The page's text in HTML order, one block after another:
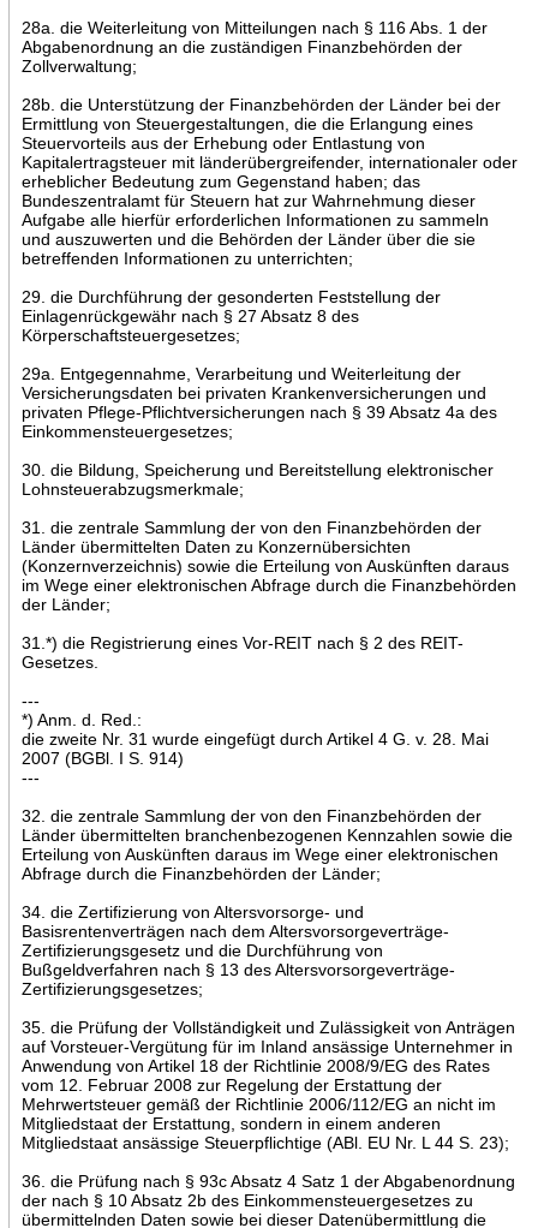
28a. die Weiterleitung von Mitteilungen nach § 116 Abs. 1 der
Abgabenordnung an die zuständigen Finanzbehörden der
Zollverwaltung;
28b. die Unterstützung der Finanzbehörden der Länder bei der
Ermittlung von Steuergestaltungen, die die Erlangung eines
Steuervorteils aus der Erhebung oder Entlastung von
Kapitalertragsteuer mit länderübergreifender, internationaler oder
erheblicher Bedeutung zum Gegenstand haben; das
Bundeszentralamt für Steuern hat zur Wahrnehmung dieser
Aufgabe alle hierfür erforderlichen Informationen zu sammeln
und auszuwerten und die Behörden der Länder über die sie
betreffenden Informationen zu unterrichten;
29. die Durchführung der gesonderten Feststellung der
Einlagenrückgewähr nach § 27 Absatz 8 des
Körperschaftsteuergesetzes;
29a. Entgegennahme, Verarbeitung und Weiterleitung der
Versicherungsdaten bei privaten Krankenversicherungen und
privaten Pflege-Pflichtversicherungen nach § 39 Absatz 4a des
Einkommensteuergesetzes;
30. die Bildung, Speicherung und Bereitstellung elektronischer
Lohnsteuerabzugsmerkmale;
31. die zentrale Sammlung der von den Finanzbehörden der
Länder übermittelten Daten zu Konzernübersichten
(Konzernverzeichnis) sowie die Erteilung von Auskünften daraus
im Wege einer elektronischen Abfrage durch die Finanzbehörden
der Länder;
31.*) die Registrierung eines Vor-REIT nach § 2 des REIT-
Gesetzes.
---
*) Anm. d. Red.:
die zweite Nr. 31 wurde eingefügt durch Artikel 4 G. v. 28. Mai
2007 (BGBl. I S. 914)
---
32. die zentrale Sammlung der von den Finanzbehörden der
Länder übermittelten branchenbezogenen Kennzahlen sowie die
Erteilung von Auskünften daraus im Wege einer elektronischen
Abfrage durch die Finanzbehörden der Länder;
34. die Zertifizierung von Altersvorsorge- und
Basisrentenverträgen nach dem Altersvorsorgeverträge-
Zertifizierungsgesetz und die Durchführung von
Bußgeldverfahren nach § 13 des Altersvorsorgeverträge-
Zertifizierungsgesetzes;
35. die Prüfung der Vollständigkeit und Zulässigkeit von Anträgen
auf Vorsteuer-Vergütung für im Inland ansässige Unternehmer in
Anwendung von Artikel 18 der Richtlinie 2008/9/EG des Rates
vom 12. Februar 2008 zur Regelung der Erstattung der
Mehrwertsteuer gemäß der Richtlinie 2006/112/EG an nicht im
Mitgliedstaat der Erstattung, sondern in einem anderen
Mitgliedstaat ansässige Steuerpflichtige (ABl. EU Nr. L 44 S. 23);
36. die Prüfung nach § 93c Absatz 4 Satz 1 der Abgabenordnung
der nach § 10 Absatz 2b des Einkommensteuergesetzes zu
übermittelnden Daten sowie bei dieser Datenübermittlung die